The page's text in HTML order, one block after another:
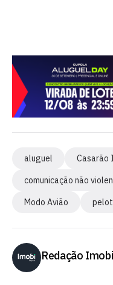
aluguel Casarão
comunicação não
Modo Avião
Redação Imobi